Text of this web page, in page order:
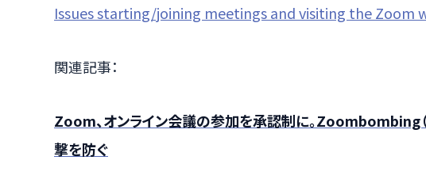
Issues starting/joining meetings and visiting the Zoom
関連記事：
Zoom、オンライン会議の参加を承認制に。Zoombombing
撃を防ぐ